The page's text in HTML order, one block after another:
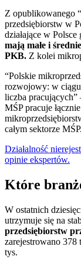
Z opublikowanego
przedsiębiorstw w
działające w
mają małe i
PKB. Z kolei
“Polskie
rozwojowy: w
liczba
MŚP pracuje
całym sektorze MŚP.
Działalność
opinie ekspertów.
Które
W ostatnich
utrzymuje się na
przedsiębiorstw
zarejestrowano
tys.